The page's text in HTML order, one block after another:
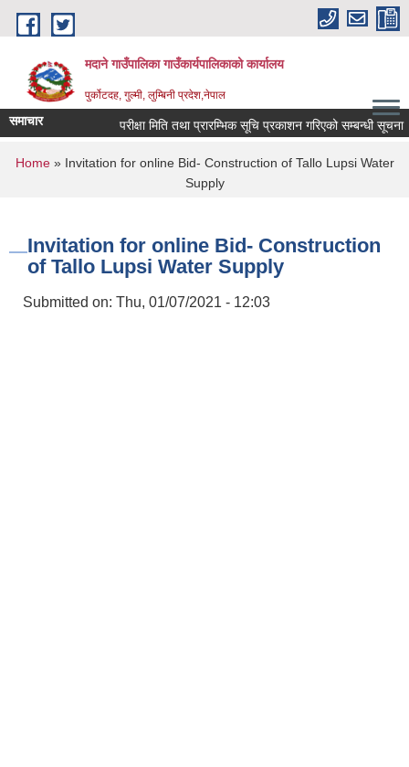
Skip to main content
मदाने गाउँपालिका गाउँकार्यपालिकाको कार्यालय
पुर्कोटदह, गुल्मी, लुम्बिनी प्रदेश,नेपाल
समाचार परीक्षा मिति तथा प्रारम्भिक सूचि प्रकाशन गरिएको सम्बन्धी सूचना
You are here
Home» Invitation for online Bid- Construction of Tallo Lupsi Water
Supply
Invitation for online Bid- Construction
of Tallo Lupsi Water Supply
Submitted on: Thu, 01/07/2021 - 12:03